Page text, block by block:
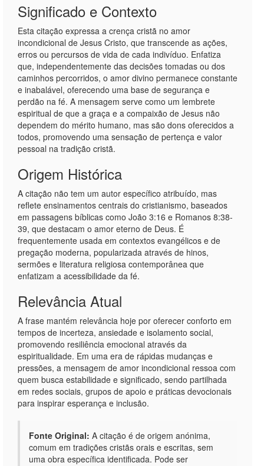
Significado e Contexto
Esta citação expressa a crença cristã no amor
incondicional de Jesus Cristo, que transcende as ações,
erros ou percursos de vida de cada indivíduo. Enfatiza
que, independentemente das decisões tomadas ou dos
caminhos percorridos, o amor divino permanece constante
e inabalável, oferecendo uma base de segurança e
perdão na fé. A mensagem serve como um lembrete
espiritual de que a graça e a compaixão de Jesus não
dependem do mérito humano, mas são dons oferecidos a
todos, promovendo uma sensação de pertença e valor
pessoal na tradição cristã.
Origem Histórica
A citação não tem um autor específico atribuído, mas
reflete ensinamentos centrais do cristianismo, baseados
em passagens bíblicas como João 3:16 e Romanos 8:38-
39, que destacam o amor eterno de Deus. É
frequentemente usada em contextos evangélicos e de
pregação moderna, popularizada através de hinos,
sermões e literatura religiosa contemporânea que
enfatizam a acessibilidade da fé.
Relevância Atual
A frase mantém relevância hoje por oferecer conforto em
tempos de incerteza, ansiedade e isolamento social,
promovendo resiliência emocional através da
espiritualidade. Em uma era de rápidas mudanças e
pressões, a mensagem de amor incondicional ressoa com
quem busca estabilidade e significado, sendo partilhada
em redes sociais, grupos de apoio e práticas devocionais
para inspirar esperança e inclusão.
Fonte Original: A citação é de origem anónima,
comum em tradições cristãs orais e escritas, sem
uma obra específica identificada. Pode ser